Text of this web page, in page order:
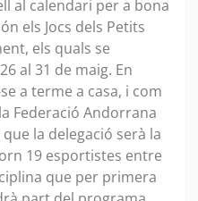
al calendari per a bona
els Jocs dels Petits
els quals se
al 31 de maig. En
a terme a casa, i com
Federació Andorrana
la delegació serà la
19 esportistes entre
que per primera